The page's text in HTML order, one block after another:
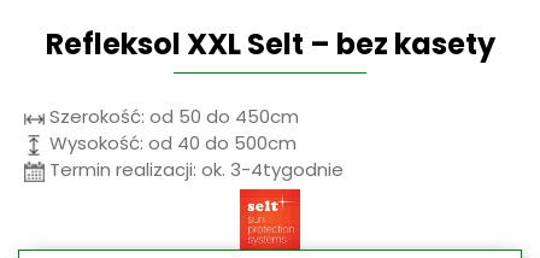
Refleksol XXL Selt – bez kasety
Szerokość: od 50 do 450cm
Wysokość: od 40 do 500cm
Termin realizacji: ok. 3-4tygodnie